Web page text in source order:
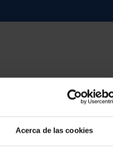
Acerca de las cookies